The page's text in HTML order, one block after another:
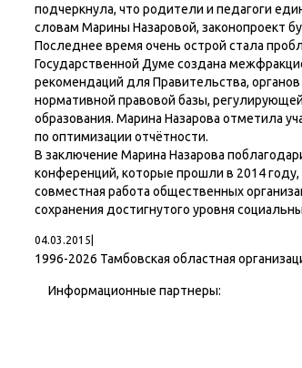
подчеркнула, что родители и педагоги
словам Марины Назаровой, законопроект
Последнее время очень острой стала
Государственной Думе создана
рекомендаций для Правительства,
нормативной правовой базы,
образования. Марина Назарова отметила
по оптимизации отчётности.
В заключение Марина Назарова
конференций, которые прошли в 2014 году,
совместная работа общественных
сохранения достигнутого уровня
04.03.2015
1996-2026 Тамбовская областная
Информационные партнеры: